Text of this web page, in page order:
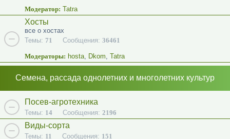
Модератор: Tatra
Хосты
все о хостах
Темы: 71 Сообщения: 36461
Модераторы: hosta Dkom Tatra
Семена, рассада однолетних и многолетних культур
Посев-агротехника
Темы: 14 Сообщения: 2196
Виды-сорта
Темы: 11 Сообщения: 151